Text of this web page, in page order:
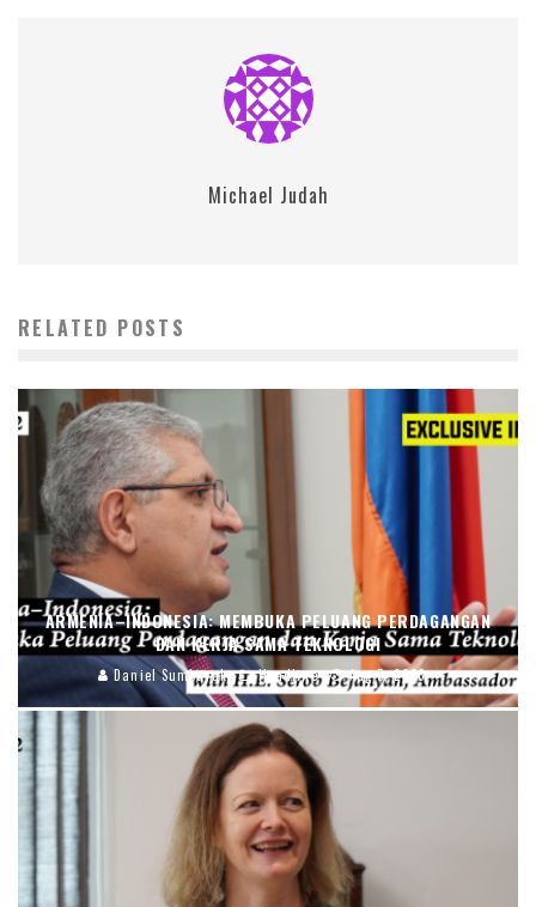
Michael Judah
RELATED POSTS
ARMENIA–INDONESIA: MEMBUKA PELUANG PERDAGANGAN
DAN KERJA SAMA TEKNOLOGI
Daniel Sumbayak Headline Aug 5, 2026